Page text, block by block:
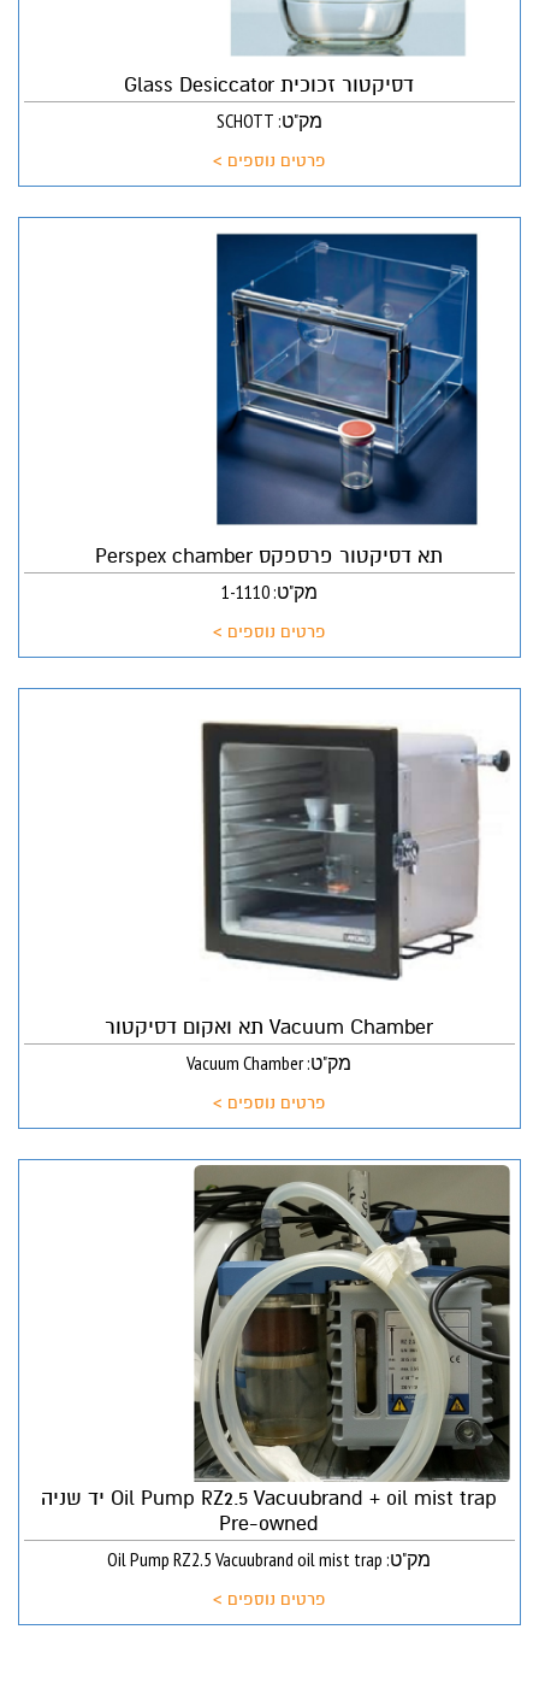
דסיקטור זכוכית Glass Desiccator
מק"ט: SCHOTT
פרטים נוספים >
תא דסיקטור פרספקס Perspex chamber
מק"ט: 1-1110
פרטים נוספים >
Vacuum Chamber תא ואקום דסיקטור
מק"ט: Vacuum Chamber
פרטים נוספים >
Oil Pump RZ2.5 Vacuubrand + oil mist trap יד שניה
Pre-owned
מק"ט: Oil Pump RZ2.5 Vacuubrand oil mist trap
פרטים נוספים >